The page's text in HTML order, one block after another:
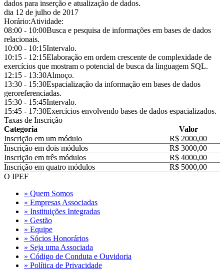
dados para inserção e atualização de dados.
dia 12 de julho de 2017
Horário:Atividade:
08:00 - 10:00Busca e pesquisa de informações em bases de dados
relacionais.
10:00 - 10:15Intervalo.
10:15 - 12:15Elaboração em ordem crescente de complexidade de
exercícios que mostram o potencial de busca da linguagem SQL.
12:15 - 13:30Almoço.
13:30 - 15:30Espacialização da informação em bases de dados
geroreferenciadas.
15:30 - 15:45Intervalo.
15:45 - 17:30Exercícios envolvendo bases de dados espacializados.
Taxas de Inscrição
Categoria
Valor
Inscrição em um módulo
R$ 2000,00
Inscrição em dois módulos
R$ 3000,00
Inscrição em três módulos
R$ 4000,00
Inscrição em quatro módulos
R$ 5000,00
O IPEF
» Quem Somos
» Empresas Associadas
» Instituições Integradas
» Gestão
» Equipe
» Sócios Honorários
» Seja uma Associada
» Código de Conduta e Ouvidoria
» Política de Privacidade